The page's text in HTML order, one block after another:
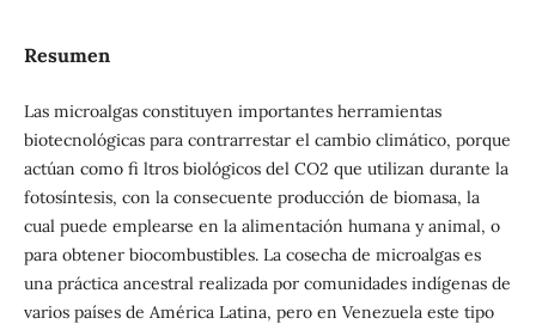
Resumen
Las microalgas constituyen importantes herramientas
biotecnológicas para contrarrestar el cambio climático, porque
actúan como fi ltros biológicos del CO2 que utilizan durante la
fotosíntesis, con la consecuente producción de biomasa, la
cual puede emplearse en la alimentación humana y animal, o
para obtener biocombustibles. La cosecha de microalgas es
una práctica ancestral realizada por comunidades indígenas de
varios países de América Latina, pero en Venezuela este tipo